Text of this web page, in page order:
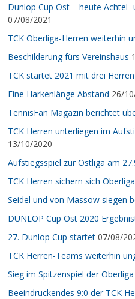
Dunlop Cup Ost – heute Achtel-
07/08/2021
TCK Oberliga-Herren weiterhin
Beschilderung fürs Vereinshaus
TCK startet 2021 mit drei
Eine Harkenlänge Abstand 26/
TennisFan Magazin berichtet
TCK Herren unterliegen im
13/10/2020
Aufstiegsspiel zur Ostliga am
TCK Herren sichern sich
Seidel und von Massow siegen
DUNLOP Cup Ost 2020
27. Dunlop Cup startet 07/08/
TCK Herren-Teams weiterhin
Sieg im Spitzenspiel der Oberliga
Beeindruckendes 9:0 der TCK